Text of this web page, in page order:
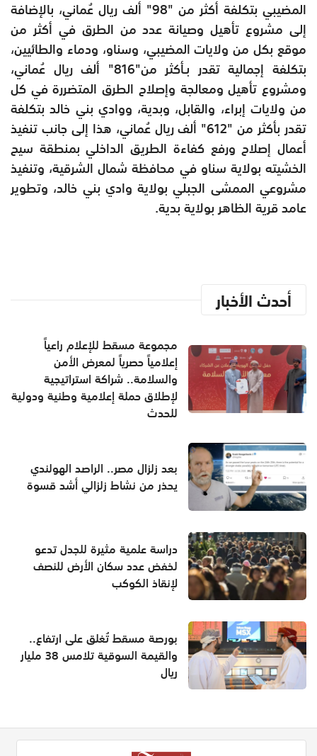
المضيبي بتكلفة أكثر من "98" ألف ريال عُماني، بالإضافة
إلى مشروع تأهيل وصيانة عدد من الطرق في أكثر من
موقع بكل من ولايات المضيبي، وسناو، ودماء والطائيين،
بتكلفة إجمالية تقدر بـأكثر من"816" ألف ريال عُماني،
ومشروع تأهيل ومعالجة وإصلاح الطرق المتضررة في كل
من ولايات إبراء، والقابل، وبدية، ووادي بني خالد بتكلفة
تقدر بأكثر من "612" ألف ريال عُماني، هذا إلى جانب تنفيذ
أعمال إصلاح ورفع كفاءة الطريق الداخلي بمنطقة سيح
الخشيته بولاية سناو في محافظة شمال الشرقية، وتنفيذ
مشروعي الممشى الجبلي بولاية وادي بني خالد، وتطوير
عامد قرية الظاهر بولاية بدية.
أحدث الأخبار
مجموعة مسقط للإعلام راعياً
إعلامياً حصرياً لمعرض الأمن
والسلامة.. شراكة استراتيجية
لإطلاق حملة إعلامية وطنية ودولية
للحدث
بعد زلزال مصر.. الراصد الهولندي
يحذر من نشاط زلزالي أشد قسوة
دراسة علمية مثيرة للجدل تدعو
لخفض عدد سكان الأرض للنصف
لإنقاذ الكوكب
بورصة مسقط تُغلق على ارتفاع..
والقيمة السوقية تلامس 38 مليار
ريال